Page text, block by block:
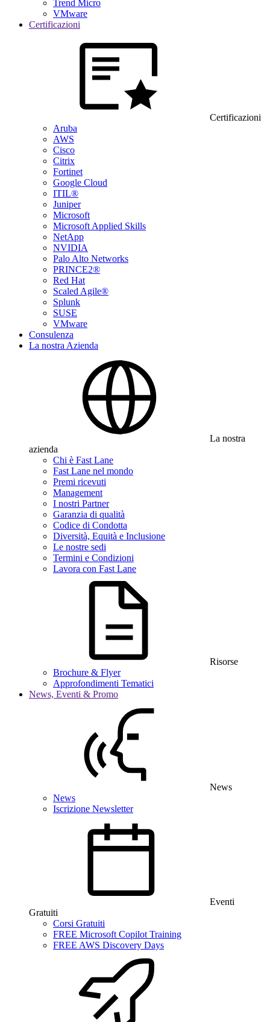
Trend Micro
VMware
Certificazioni
Certificazioni
Aruba
AWS
Cisco
Citrix
Fortinet
Google Cloud
ITIL®
Juniper
Microsoft
Microsoft Applied Skills
NetApp
NVIDIA
Palo Alto Networks
PRINCE2®
Red Hat
Scaled Agile®
Splunk
SUSE
VMware
Consulenza
La nostra Azienda
La nostra
azienda
Chi è Fast Lane
Fast Lane nel mondo
Premi ricevuti
Management
I nostri Partner
Garanzia di qualità
Codice di Condotta
Diversità, Equità e Inclusione
Le nostre sedi
Termini e Condizioni
Lavora con Fast Lane
Risorse
Brochure & Flyer
Approfondimenti Tematici
News, Eventi & Promo
News
News
Iscrizione Newsletter
Eventi
Gratuiti
Corsi Gratuiti
FREE Microsoft Copilot Training
FREE AWS Discovery Days